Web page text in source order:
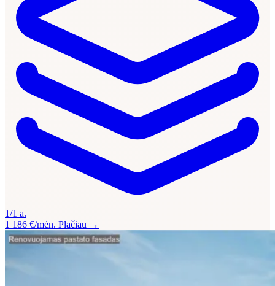
1/1 a.
1 186 €/mėn. Plačiau →